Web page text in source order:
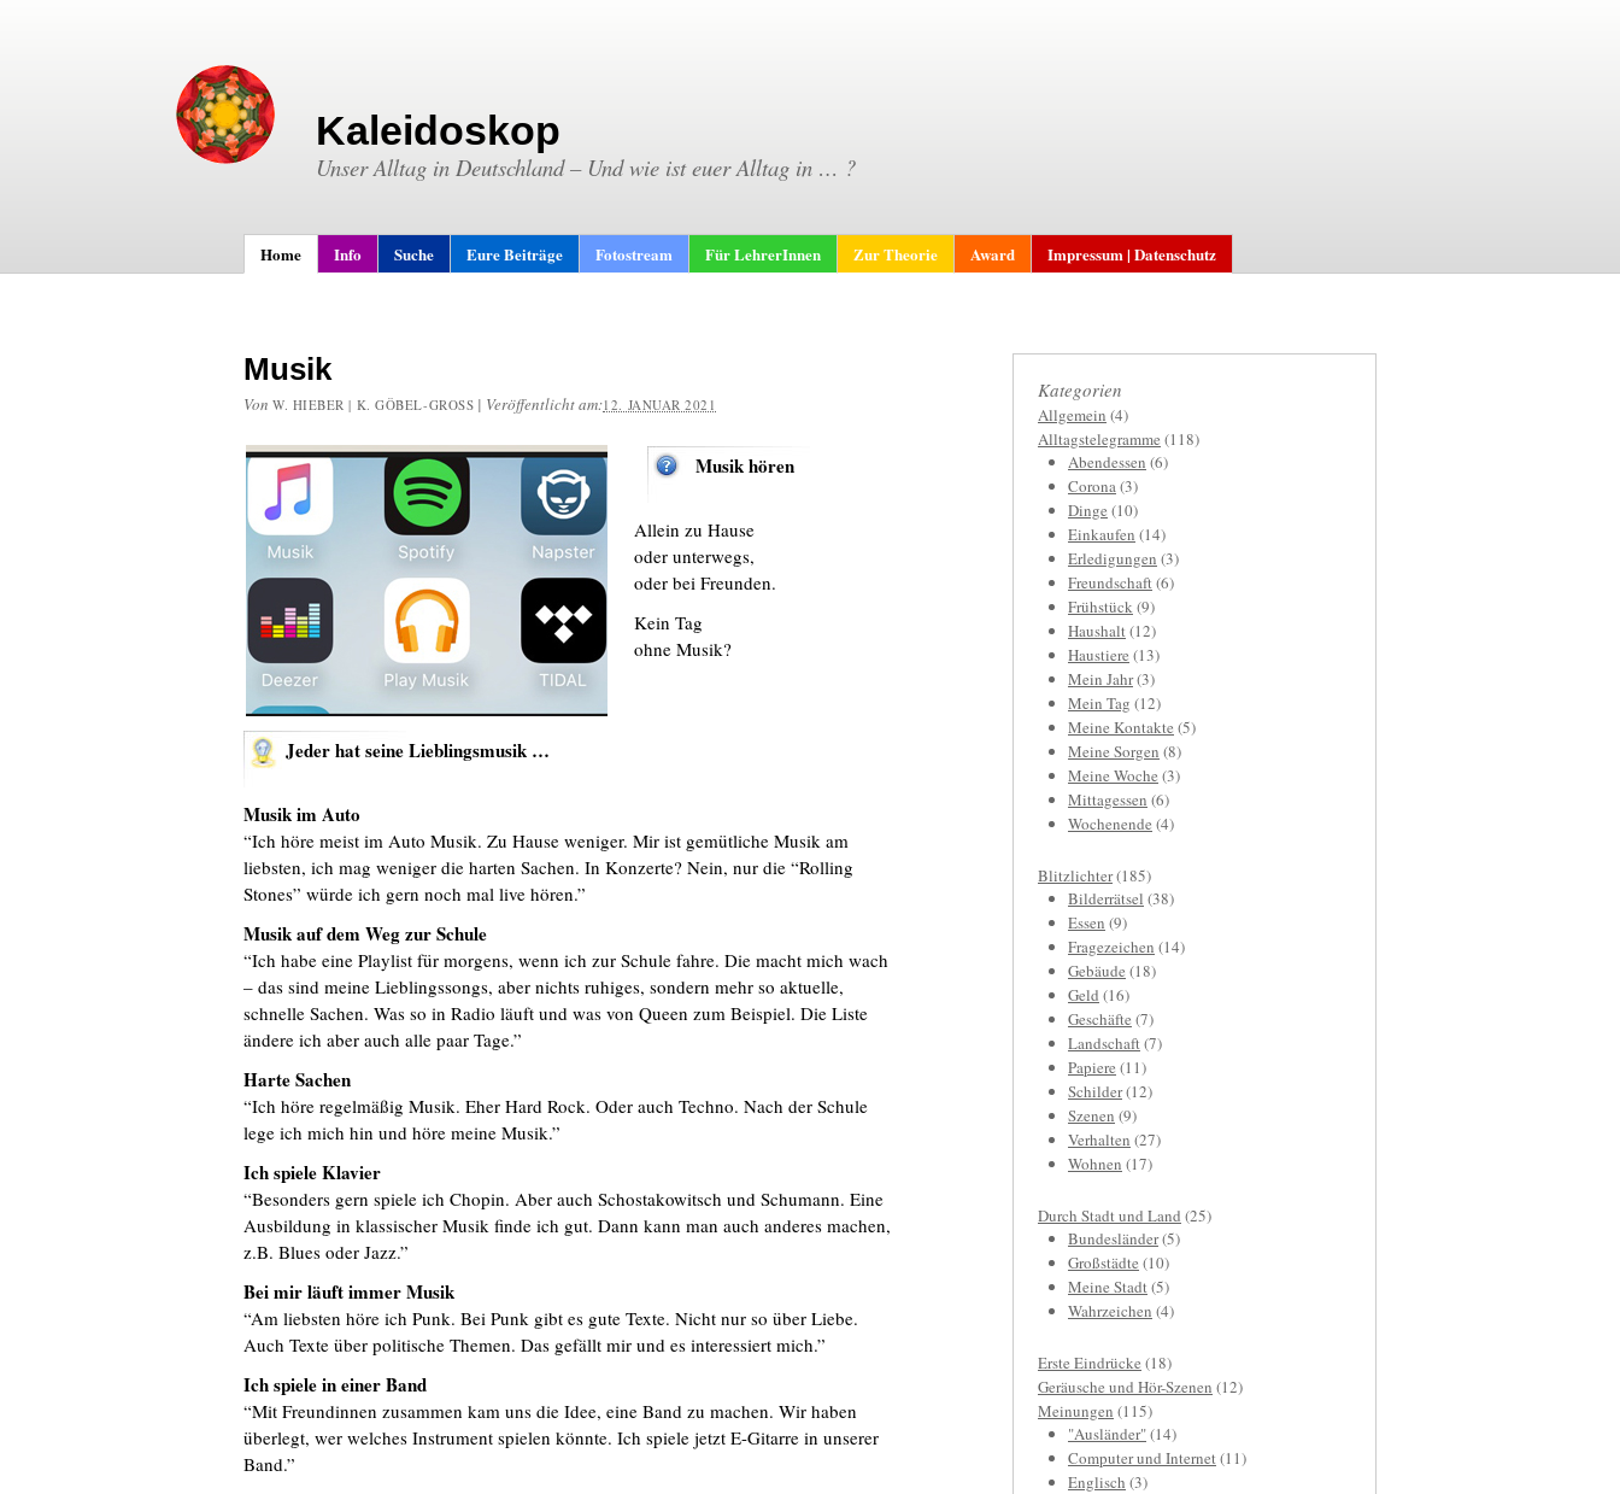
Kaleidoskop
Unser Alltag in Deutschland – Und wie ist euer Alltag in … ?
Home Info Suche Eure Beiträge Fotostream Für LehrerInnen Zur Theorie Award Impressum | Datenschutz
Musik
Von W. HIEBER | K. GÖBEL-GROSS | Veröffentlicht am:12. JANUAR 2021
Musik hören
Allein zu Hause
oder unterwegs,
oder bei Freunden.
Kein Tag
ohne Musik?
Jeder hat seine Lieblingsmusik …
Musik im Auto
“Ich höre meist im Auto Musik. Zu Hause weniger. Mir ist gemütliche Musik am
liebsten, ich mag weniger die harten Sachen. In Konzerte? Nein, nur die “Rolling
Stones” würde ich gern noch mal live hören.”
Musik auf dem Weg zur Schule
“Ich habe eine Playlist für morgens, wenn ich zur Schule fahre. Die macht mich wach
– das sind meine Lieblingssongs, aber nichts ruhiges, sondern mehr so aktuelle,
schnelle Sachen. Was so in Radio läuft und was von Queen zum Beispiel. Die Liste
ändere ich aber auch alle paar Tage.”
Harte Sachen
“Ich höre regelmäßig Musik. Eher Hard Rock. Oder auch Techno. Nach der Schule
lege ich mich hin und höre meine Musik.”
Ich spiele Klavier
“Besonders gern spiele ich Chopin. Aber auch Schostakowitsch und Schumann. Eine
Ausbildung in klassischer Musik finde ich gut. Dann kann man auch anderes machen,
z.B. Blues oder Jazz.”
Bei mir läuft immer Musik
“Am liebsten höre ich Punk. Bei Punk gibt es gute Texte. Nicht nur so über Liebe.
Auch Texte über politische Themen. Das gefällt mir und es interessiert mich.”
Ich spiele in einer Band
“Mit Freundinnen zusammen kam uns die Idee, eine Band zu machen. Wir haben
überlegt, wer welches Instrument spielen könnte. Ich spiele jetzt E-Gitarre in unserer
Band.”
Kategorien
Allgemein (4)
Alltagstelegramme (118)
Abendessen (6)
Corona(3)
Dinge (10)
Einkaufen (14)
Erledigungen (3)
Freundschaft(6)
Frühstück(9)
Haushalt(12)
Haustiere (13)
Mein Jahr(3)
Mein Tag (12)
Meine Kontakte (5)
Meine Sorgen (8)
Meine Woche (3)
Mittagessen (6)
Wochenende (4)
Blitzlichter(185)
Bilderrätsel (38)
Essen (9)
Fragezeichen (14)
Gebäude (18)
Geld (16)
Geschäfte (7)
Landschaft(7)
Papiere (11)
Schilder(12)
Szenen (9)
Verhalten (27)
Wohnen (17)
Durch Stadt und Land (25)
Bundesländer(5)
Großstädte (10)
Meine Stadt(5)
Wahrzeichen (4)
Erste Eindrücke (18)
Geräusche und Hör-Szenen (12)
Meinungen (115)
"Ausländer"(14)
Computer und Internet(11)
Englisch (3)